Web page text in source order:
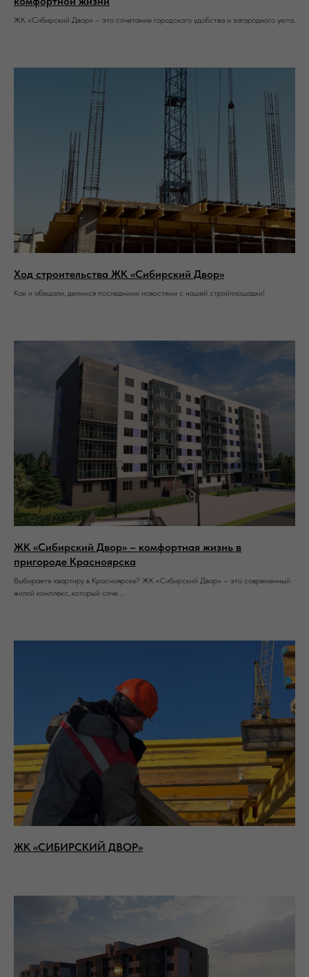
ЖК «Сибирский Двор» – это сочетание городского удобства и загородного уюта.
Ход строительства ЖК «Сибирский Двор»
Как и обещали, делимся последними новостями с нашей стройплощадки!
ЖК «Сибирский Двор» – комфортная жизнь в
пригороде Красноярска
Выбираете квартиру в Красноярске? ЖК «Сибирский Двор» – это современный
жилой комплекс, который соче ...
ЖК «СИБИРСКИЙ ДВОР»